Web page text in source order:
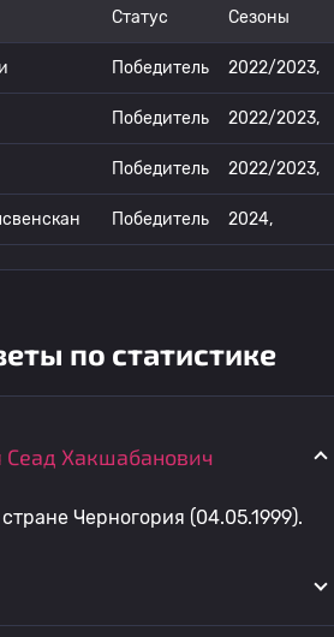
Статус Сезоны
Победитель 2022/2023,
Победитель 2022/2023,
Победитель 2022/2023,
Победитель 2024,
по статистике
Сеад Хакшабанович
Черногория (04.05.1999).